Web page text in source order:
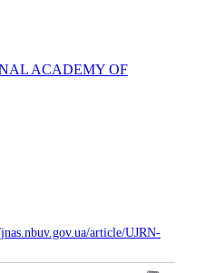
ACADEMY OF
article/UJRN-